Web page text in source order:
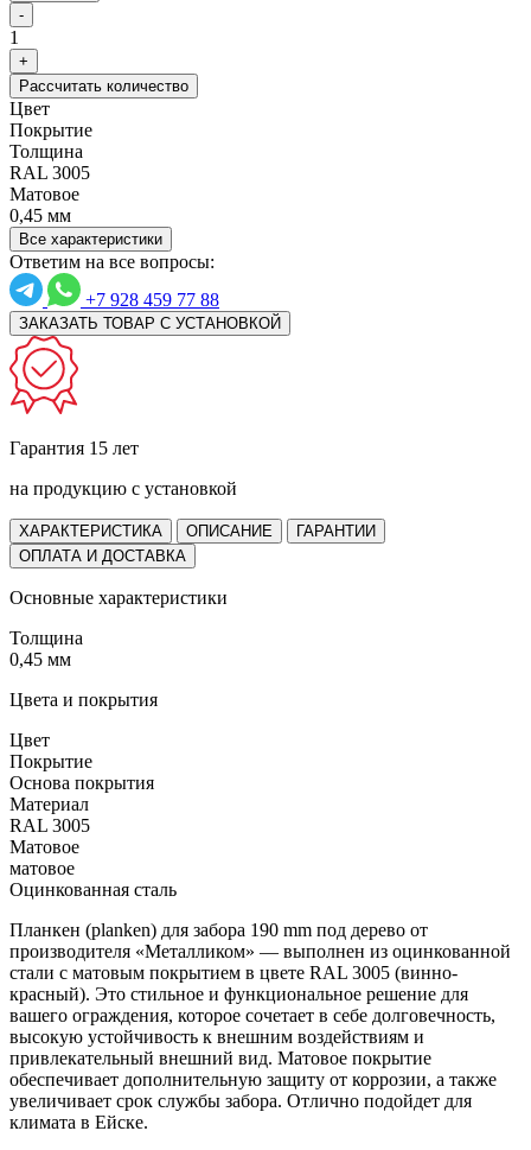
-
1
+
Рассчитать количество
Цвет
Покрытие
Толщина
RAL 3005
Матовое
0,45 мм
Все характеристики
Ответим на все вопросы:
+7 928 459 77 88
ЗАКАЗАТЬ ТОВАР С УСТАНОВКОЙ
Гарантия 15 лет
на продукцию с установкой
ХАРАКТЕРИСТИКА ОПИСАНИЕ
ГАРАНТИИ
ОПЛАТА И ДОСТАВКА
Основные характеристики
Толщина
0,45 мм
Цвета и покрытия
Цвет
Покрытие
Основа покрытия
Материал
RAL 3005
Матовое
матовое
Оцинкованная сталь
Планкен (planken) для забора 190 mm под дерево от
производителя «Металликом» — выполнен из оцинкованной
стали с матовым покрытием в цвете RAL 3005 (винно-
красный). Это стильное и функциональное решение для
вашего ограждения, которое сочетает в себе долговечность,
высокую устойчивость к внешним воздействиям и
привлекательный внешний вид. Матовое покрытие
обеспечивает дополнительную защиту от коррозии, а также
увеличивает срок службы забора. Отлично подойдет для
климата в Ейске.